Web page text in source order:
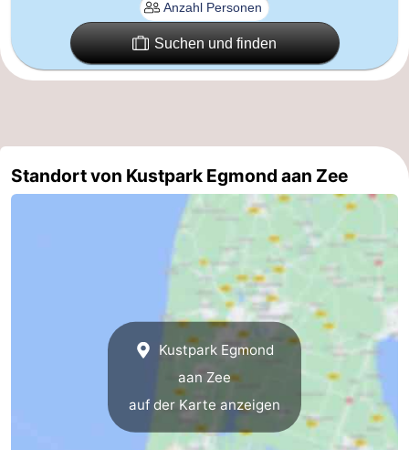
Suchen und finden
Standort von Kustpark Egmond aan Zee
Kustpark Egmond
aan Zee
auf der Karte anzeigen